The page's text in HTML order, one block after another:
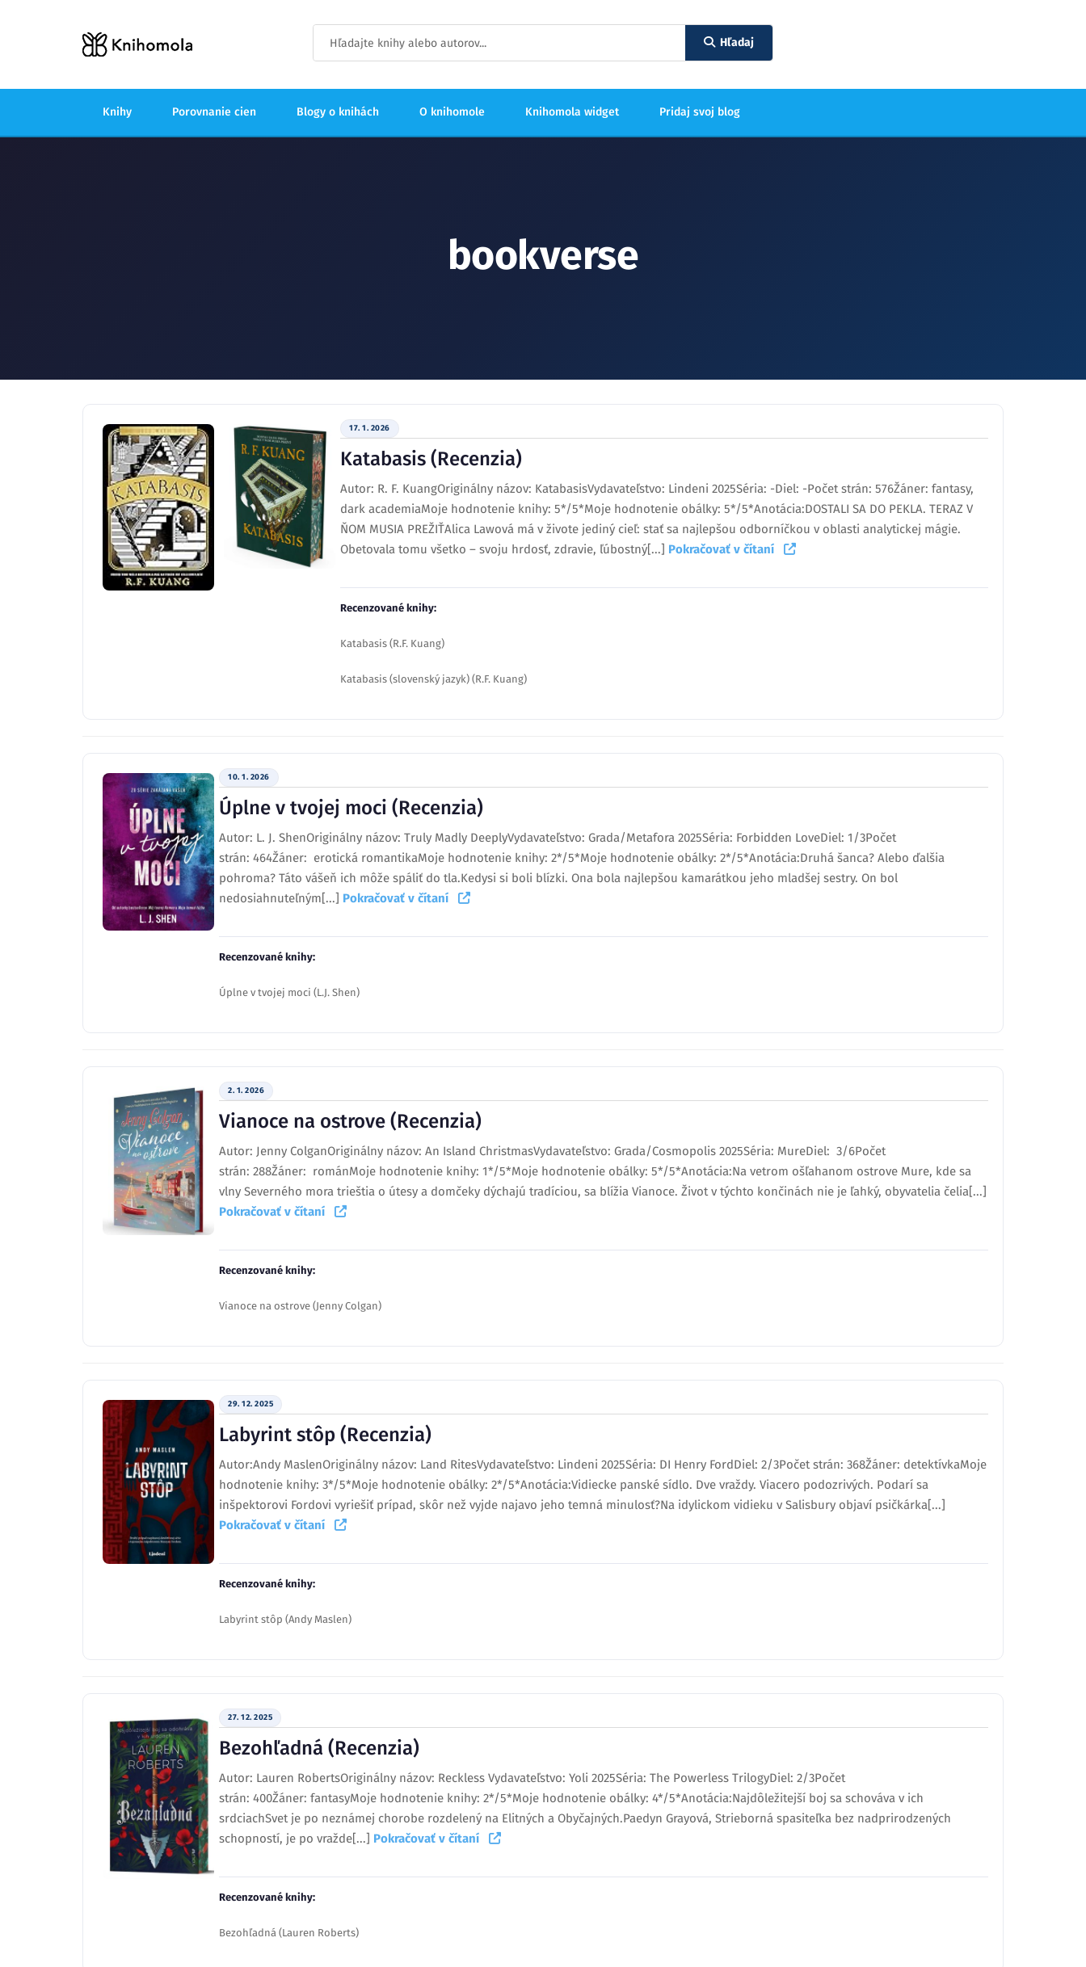
Hľadaj
Knihy Porovnanie cien Blogy o knihách O knihomole Knihomola widget Pridaj svoj blog
bookverse
17. 1. 2026
Katabasis (Recenzia)
Autor: R. F. KuangOriginálny názov: KatabasisVydavateľstvo: Lindeni 2025Séria: -Diel: -Počet strán: 576Žáner: fantasy,
dark academiaMoje hodnotenie knihy: 5*/5*Moje hodnotenie obálky: 5*/5*Anotácia:DOSTALI SA DO PEKLA. TERAZ V
ŇOM MUSIA PREŽIŤAlica Lawová má v živote jediný cieľ: stať sa najlepšou odborníčkou v oblasti analytickej mágie.
Obetovala tomu všetko – svoju hrdosť, zdravie, ľúbostný[...] Pokračovať v čítaní
Recenzované knihy:
Katabasis (R.F. Kuang)
Katabasis (slovenský jazyk) (R.F. Kuang)
10. 1. 2026
Úplne v tvojej moci (Recenzia)
Autor: L. J. ShenOriginálny názov: Truly Madly DeeplyVydavateľstvo: Grada/Metafora 2025Séria: Forbidden LoveDiel: 1/3Počet
strán: 464Žáner: erotická romantikaMoje hodnotenie knihy: 2*/5*Moje hodnotenie obálky: 2*/5*Anotácia:Druhá šanca? Alebo ďalšia
pohroma? Táto vášeň ich môže spáliť do tla.Kedysi si boli blízki. Ona bola najlepšou kamarátkou jeho mladšej sestry. On bol
nedosiahnuteľným[...] Pokračovať v čítaní
Recenzované knihy:
Úplne v tvojej moci (L.J. Shen)
2. 1. 2026
Vianoce na ostrove (Recenzia)
Autor: Jenny ColganOriginálny názov: An Island ChristmasVydavateľstvo: Grada/Cosmopolis 2025Séria: MureDiel: 3/6Počet
strán: 288Žáner: románMoje hodnotenie knihy: 1*/5*Moje hodnotenie obálky: 5*/5*Anotácia:Na vetrom ošľahanom ostrove Mure, kde sa
vlny Severného mora trieštia o útesy a domčeky dýchajú tradíciou, sa blížia Vianoce. Život v týchto končinách nie je ľahký, obyvatelia čelia[...]
Pokračovať v čítaní
Recenzované knihy:
Vianoce na ostrove (Jenny Colgan)
29. 12. 2025
Labyrint stôp (Recenzia)
Autor:Andy MaslenOriginálny názov: Land RitesVydavateľstvo: Lindeni 2025Séria: DI Henry FordDiel: 2/3Počet strán: 368Žáner: detektívkaMoje
hodnotenie knihy: 3*/5*Moje hodnotenie obálky: 2*/5*Anotácia:Vidiecke panské sídlo. Dve vraždy. Viacero podozrivých. Podarí sa
inšpektorovi Fordovi vyriešiť prípad, skôr než vyjde najavo jeho temná minulosť?Na idylickom vidieku v Salisbury objaví psičkárka[...]
Pokračovať v čítaní
Recenzované knihy:
Labyrint stôp (Andy Maslen)
27. 12. 2025
Bezohľadná (Recenzia)
Autor: Lauren RobertsOriginálny názov: Reckless Vydavateľstvo: Yoli 2025Séria: The Powerless TrilogyDiel: 2/3Počet
strán: 400Žáner: fantasyMoje hodnotenie knihy: 2*/5*Moje hodnotenie obálky: 4*/5*Anotácia:Najdôležitejší boj sa schováva v ich
srdciachSvet je po neznámej chorobe rozdelený na Elitných a Obyčajných.Paedyn Grayová, Strieborná spasiteľka bez nadprirodzených
schopností, je po vražde[...] Pokračovať v čítaní
Recenzované knihy:
Bezohľadná (Lauren Roberts)